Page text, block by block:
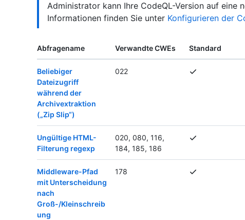
Administrator kann Ihre CodeQL-Version auf eine
Informationen finden Sie unter Konfigurieren der
Abfragename Verwandte CWEs Standard
Beliebiger
Dateizugriff
während der
Archivextraktion
(„Zip Slip“)
022
Ungültige HTML-
Filterung regexp
020, 080, 116,
184, 185, 186
Middleware-Pfad
mit Unterscheidung
nach
Groß-/Kleinschreib
ung
178